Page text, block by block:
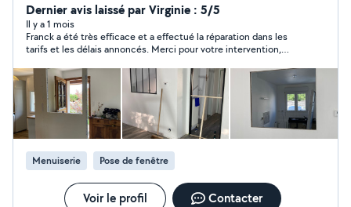
,portes , montage de meubles , pose cuisine , parquet
etc je peut aussi faire la fourniture sur certain produit
comme la création sur mesure de verrière type atelier
avec ou sans ouvrant, le parquet ,et toute la menuiserie
portes, fenêtres,volets ,Velux . produit français garantie
constructeur Déplacement pour devis gratuit
Dernier avis laissé par Virginie : 5/5
Il y a 1 mois
Franck a été très efficace et a effectué la réparation dans les
tarifs et les délais annoncés. Merci pour votre intervention,
Menuiserie Pose de fenêtre
Voir le profil Contacter